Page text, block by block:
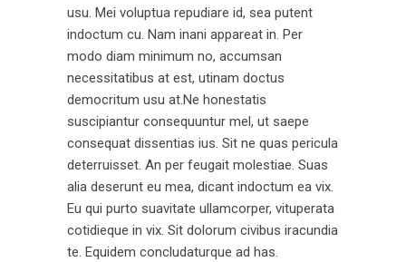
usu. Mei voluptua repudiare id, sea putent
indoctum cu. Nam inani appareat in. Per
modo diam minimum no, accumsan
necessitatibus at est, utinam doctus
democritum usu at.Ne honestatis
suscipiantur consequuntur mel, ut saepe
consequat dissentias ius. Sit ne quas pericula
deterruisset. An per feugait molestiae. Suas
alia deserunt eu mea, dicant indoctum ea vix.
Eu qui purto suavitate ullamcorper, vituperata
cotidieque in vix. Sit dolorum civibus iracundia
te. Equidem concludaturque ad has.